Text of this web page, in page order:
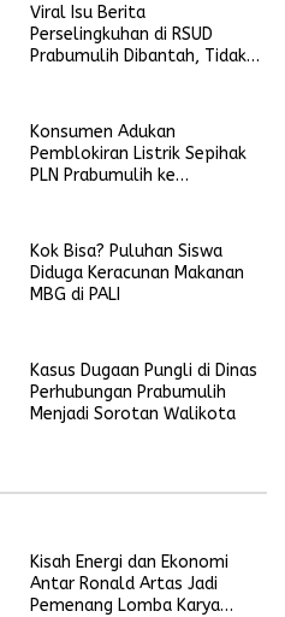
Viral Isu Berita
Perselingkuhan di RSUD
Prabumulih Dibantah, Tidak
Konsumen Adukan
Pemblokiran Listrik Sepihak
PLN Prabumulih ke
Kok Bisa? Puluhan Siswa
Diduga Keracunan Makanan
MBG di PALI
Kasus Dugaan Pungli di Dinas
Perhubungan Prabumulih
Menjadi Sorotan Walikota
Kisah Energi dan Ekonomi
Antar Ronald Artas Jadi
Pemenang Lomba Karya